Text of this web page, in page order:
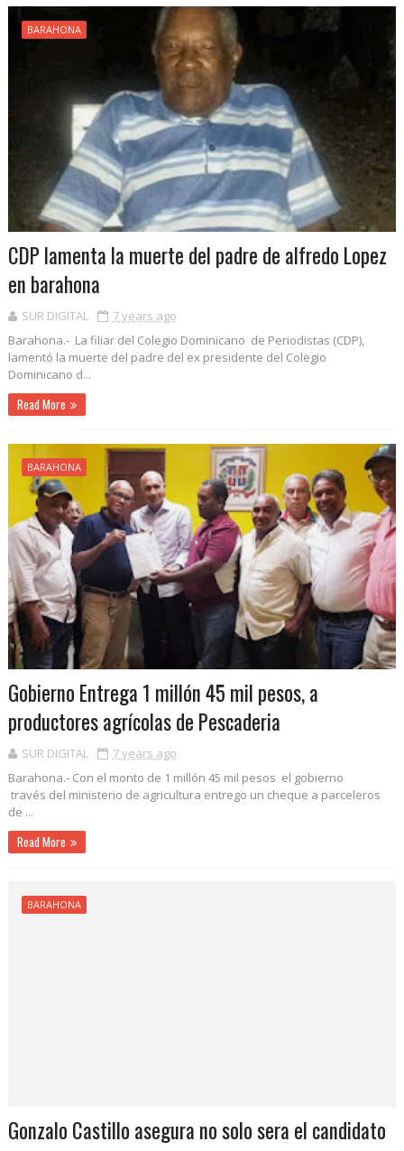
BARAHONA
CDP lamenta la muerte del padre de alfredo Lopez
en barahona
SUR DIGITAL
7 years ago
Barahona.- La filiar del Colegio Dominicano de Periodistas (CDP),
lamentó la muerte del padre del ex presidente del Colegio
Dominicano d...
Read More
BARAHONA
Gobierno Entrega 1 millón 45 mil pesos, a
productores agrícolas de Pescaderia
SUR DIGITAL
7 years ago
Barahona.- Con el monto de 1 millón 45 mil pesos el gobierno
través del ministerio de agricultura entrego un cheque a parceleros
de ...
Read More
BARAHONA
Gonzalo Castillo asegura no solo sera el candidato